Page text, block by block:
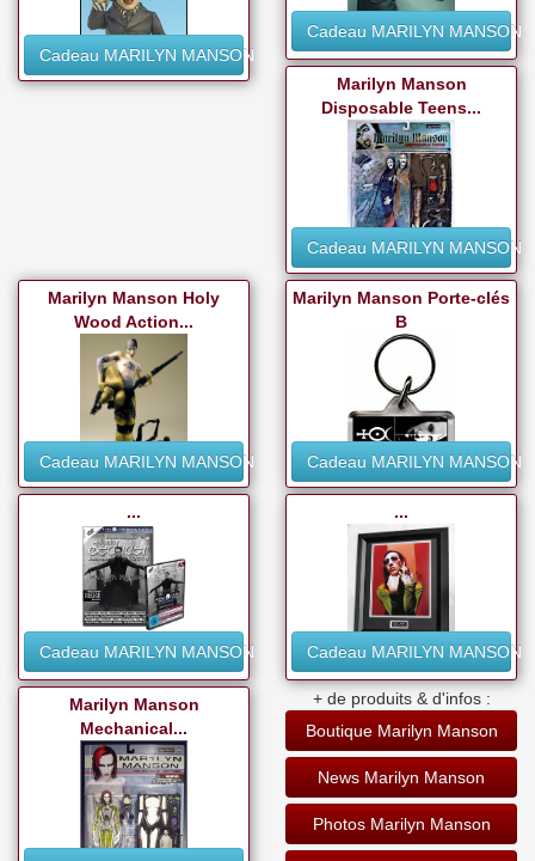
Cadeau MARILYN MANSON
Cadeau MARILYN MANSON
Marilyn Manson
Disposable Teens...
Cadeau MARILYN MANSON
Marilyn Manson Holy
Wood Action...
Cadeau MARILYN MANSON
Marilyn Manson Porte-clés
B
Cadeau MARILYN MANSON
...
Cadeau MARILYN MANSON
...
Cadeau MARILYN MANSON
Marilyn Manson
Mechanical...
+ de produits & d'infos :
Boutique Marilyn Manson
News Marilyn Manson
Photos Marilyn Manson